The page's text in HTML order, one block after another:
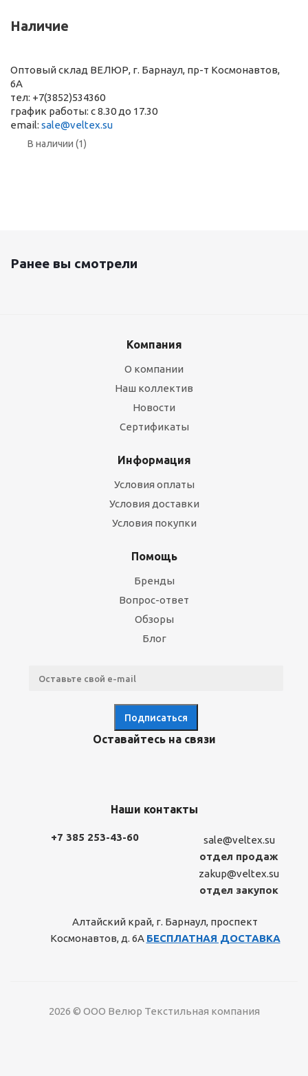
Наличие
Оптовый склад ВЕЛЮР, г. Барнаул, пр-т Космонавтов,
6А
тел: +7(3852)534360
график работы: с 8.30 до 17.30
email: sale@veltex.su
В наличии (1)
Ранее вы смотрели
Компания
О компании
Наш коллектив
Новости
Сертификаты
Информация
Условия оплаты
Условия доставки
Условия покупки
Помощь
Бренды
Вопрос-ответ
Обзоры
Блог
Оставайтесь на связи
Наши контакты
+7 385 253-43-60
sale@veltex.su
отдел продаж
zakup@veltex.su
отдел закупок
Алтайский край, г. Барнаул, проспект
Космонавтов, д. 6А БЕСПЛАТНАЯ ДОСТАВКА
2026 © ООО Велюр Текстильная компания